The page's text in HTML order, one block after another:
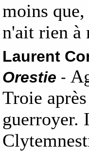
moins
n'ait rien à
Laurent
Orestie -
Troie
guerroyer.